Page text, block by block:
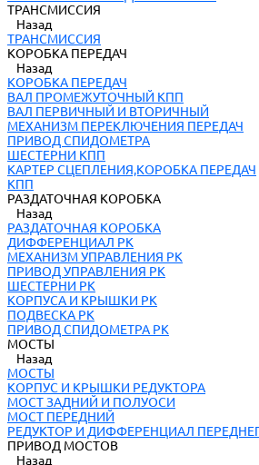
ТРАНСМИССИЯ
Назад
ТРАНСМИССИЯ
КОРОБКА ПЕРЕДАЧ
Назад
КОРОБКА ПЕРЕДАЧ
ВАЛ ПРОМЕЖУТОЧНЫЙ КПП
ВАЛ ПЕРВИЧНЫЙ И ВТОРИЧНЫЙ
МЕХАНИЗМ ПЕРЕКЛЮЧЕНИЯ ПЕРЕДАЧ
ПРИВОД СПИДОМЕТРА
ШЕСТЕРНИ КПП
КАРТЕР СЦЕПЛЕНИЯ,КОРОБКА ПЕРЕДАЧ
КПП
РАЗДАТОЧНАЯ КОРОБКА
Назад
РАЗДАТОЧНАЯ КОРОБКА
ДИФФЕРЕНЦИАЛ РК
МЕХАНИЗМ УПРАВЛЕНИЯ РК
ПРИВОД УПРАВЛЕНИЯ РК
ШЕСТЕРНИ РК
КОРПУСА И КРЫШКИ РК
ПОДВЕСКА РК
ПРИВОД СПИДОМЕТРА РК
МОСТЫ
Назад
МОСТЫ
КОРПУС И КРЫШКИ РЕДУКТОРА
МОСТ ЗАДНИЙ И ПОЛУОСИ
МОСТ ПЕРЕДНИЙ
РЕДУКТОР И ДИФФЕРЕНЦИАЛ
ПРИВОД МОСТОВ
Назад